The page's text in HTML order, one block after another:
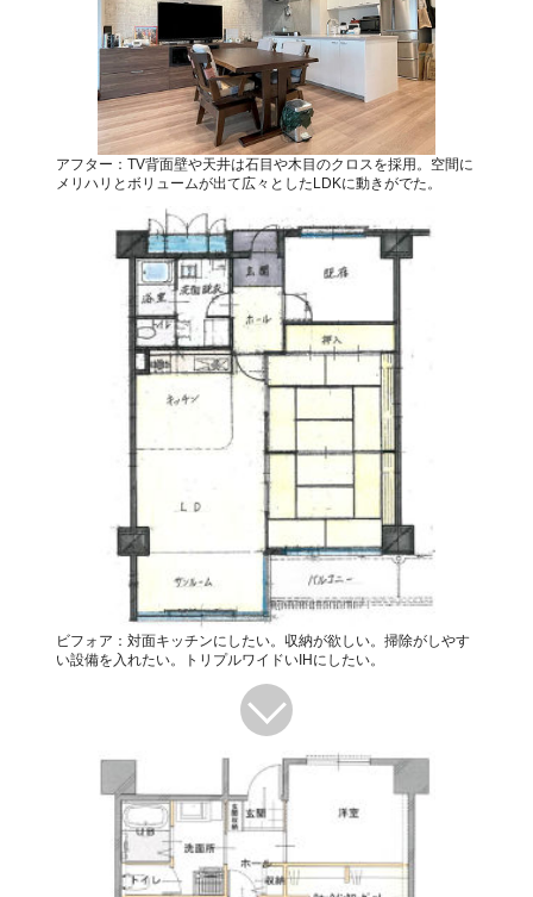
アフター：TV背面壁や天井は石目や木目のクロスを採用。空間に
メリハリとボリュームが出て広々としたLDKに動きがでた。
ビフォア：対面キッチンにしたい。収納が欲しい。掃除がしやす
い設備を入れたい。トリプルワイドいIHにしたい。